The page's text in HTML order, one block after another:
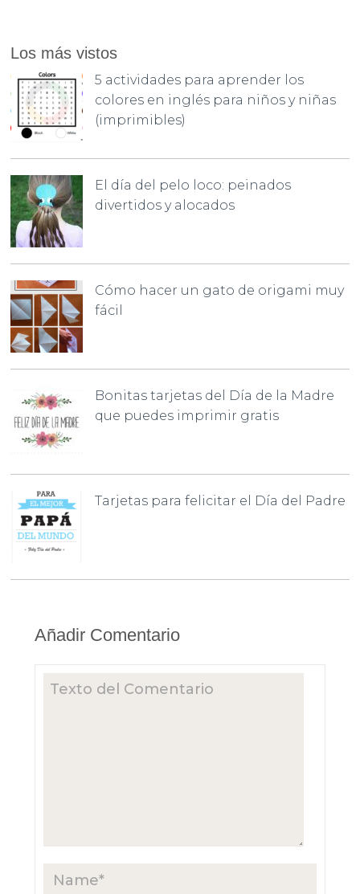
Los más vistos
5 actividades para aprender los
colores en inglés para niños y niñas
(imprimibles)
El día del pelo loco: peinados
divertidos y alocados
Cómo hacer un gato de origami muy
fácil
Bonitas tarjetas del Día de la Madre
que puedes imprimir gratis
Tarjetas para felicitar el Día del Padre
Añadir Comentario